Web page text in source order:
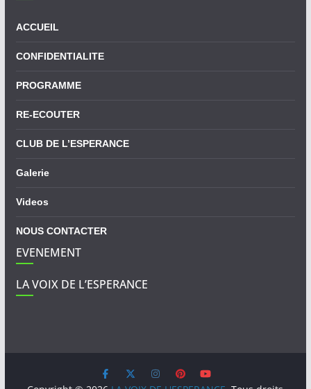
ACCUEIL
CONFIDENTIALITE
PROGRAMME
RE-ECOUTER
CLUB DE L’ESPERANCE
Galerie
Videos
NOUS CONTACTER
EVENEMENT
LA VOIX DE L’ESPERANCE